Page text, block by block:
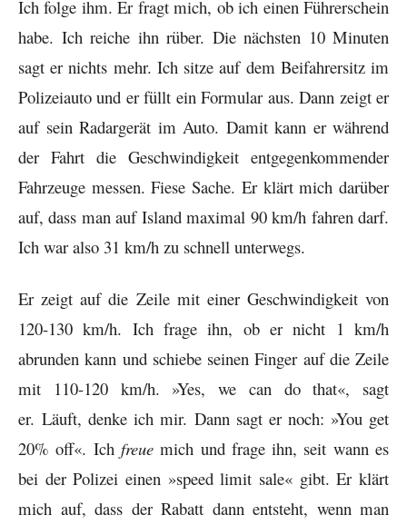
Ich folge ihm. Er fragt mich, ob ich einen Führerschein
habe. Ich reiche ihn rüber. Die nächsten 10 Minuten
sagt er nichts mehr. Ich sitze auf dem Beifahrersitz im
Polizeiauto und er füllt ein Formular aus. Dann zeigt er
auf sein Radargerät im Auto. Damit kann er während
der Fahrt die Geschwindigkeit entgegenkommender
Fahrzeuge messen. Fiese Sache. Er klärt mich darüber
auf, dass man auf Island maximal 90 km/h fahren darf.
Ich war also 31 km/h zu schnell unterwegs.
Er zeigt auf die Zeile mit einer Geschwindigkeit von
120-130 km/h. Ich frage ihn, ob er nicht 1 km/h
abrunden kann und schiebe seinen Finger auf die Zeile
mit 110-120 km/h. »Yes, we can do that«, sagt
er.Läuft, denke ich mir. Dann sagt er noch: »You get
20% off«. Ich freuemich und frage ihn, seit wann es
bei der Polizei einen »speed limit sale« gibt. Er klärt
mich auf, dass der Rabatt dann entsteht, wenn man